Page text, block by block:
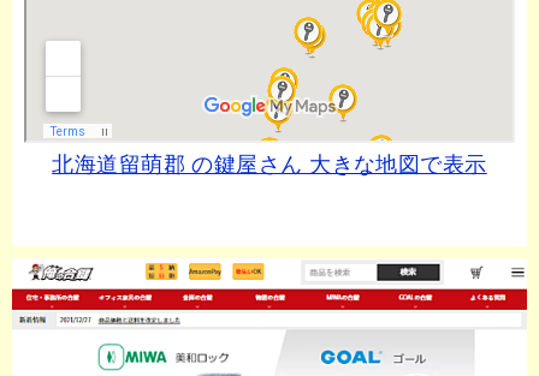
北海道留萌郡 の鍵屋さん 大きな地図で表示